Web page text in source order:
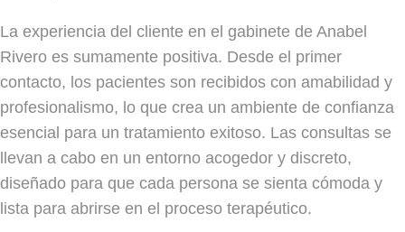
La experiencia del cliente en el gabinete de Anabel
Rivero es sumamente positiva. Desde el primer
contacto, los pacientes son recibidos con amabilidad y
profesionalismo, lo que crea un ambiente de confianza
esencial para un tratamiento exitoso. Las consultas se
llevan a cabo en un entorno acogedor y discreto,
diseñado para que cada persona se sienta cómoda y
lista para abrirse en el proceso terapéutico.